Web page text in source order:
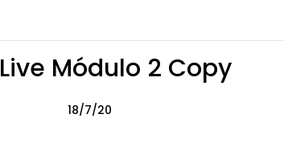
Live Módulo 2 Copy
18/7/20